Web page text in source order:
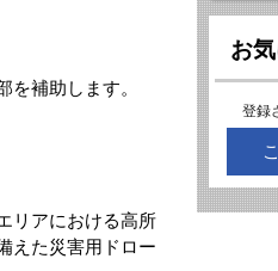
補助します。
リアにおける高所
えた災害用ドロー
お
登録